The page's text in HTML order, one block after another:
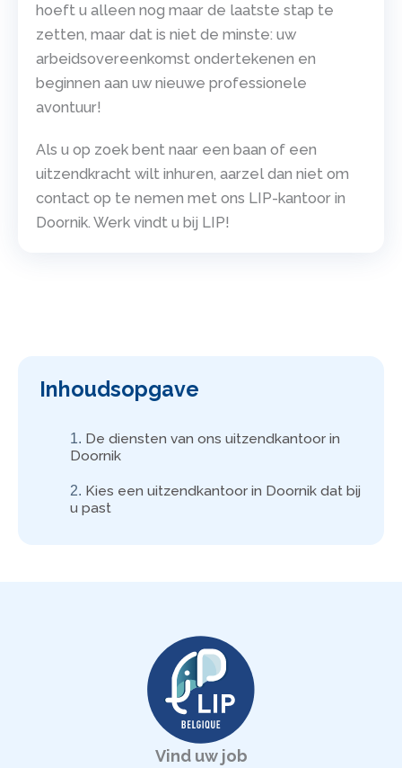
Inhoudsopgave
De diensten van ons uitzendkantoor in
Doornik
Kies een uitzendkantoor in Doornik dat bij
u past
hoeft u alleen nog maar de laatste stap te
zetten, maar dat is niet de minste: uw
arbeidsovereenkomst ondertekenen en
beginnen aan uw nieuwe professionele
avontuur!
Als u op zoek bent naar een baan of een
uitzendkracht wilt inhuren, aarzel dan niet om
contact op te nemen met ons LIP-kantoor in
Doornik. Werk vindt u bij LIP!
Vind uw job